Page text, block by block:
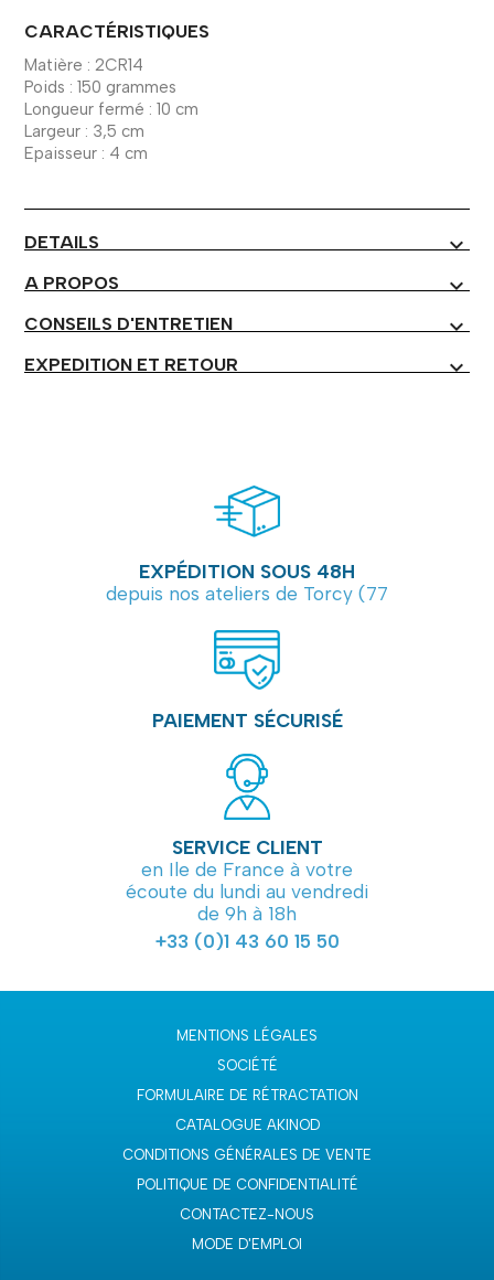
CARACTÉRISTIQUES
Matière : 2CR14
Poids : 150 grammes
Longueur fermé : 10 cm
Largeur : 3,5 cm
Epaisseur : 4 cm
DETAILS expand_more
A PROPOS expand_more
CONSEILS D'ENTRETIEN expand_more
EXPEDITION ET RETOUR expand_more
EXPÉDITION SOUS 48H
depuis nos ateliers de Torcy (77
PAIEMENT SÉCURISÉ
SERVICE CLIENT
en Ile de France à votre
écoute du lundi au vendredi
de 9h à 18h
+33 (0)1 43 60 15 50
MENTIONS LÉGALES
SOCIÉTÉ
FORMULAIRE DE RÉTRACTATION
CATALOGUE AKINOD
CONDITIONS GÉNÉRALES DE VENTE
POLITIQUE DE CONFIDENTIALITÉ
CONTACTEZ-NOUS
MODE D'EMPLOI